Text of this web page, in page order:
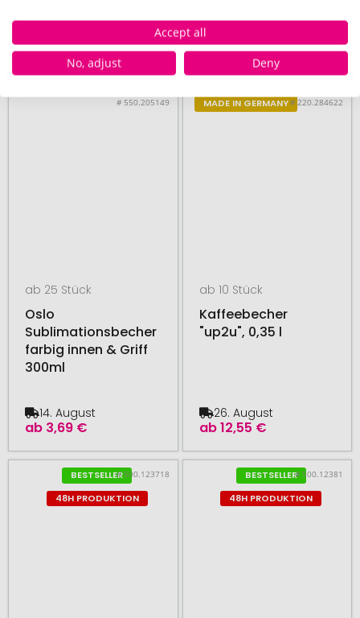
ab5,07 €
11. August
ab7,28 €
17. August
# 550.205149
ab 25 Stück
Oslo
Sublimationsbecher
farbig innen & Griff
300ml
ab 3,69 €
14. August
MADE IN GERMANY# 220.284622
ab 10 Stück
Kaffeebecher
"up2u", 0,35 l
ab12,55 €
26. August
BESTSELLER
48H PRODUKTION
# 500.123718
BESTSELLER
48H PRODUKTION
# 500.12381
Accept all
No, adjust
Deny